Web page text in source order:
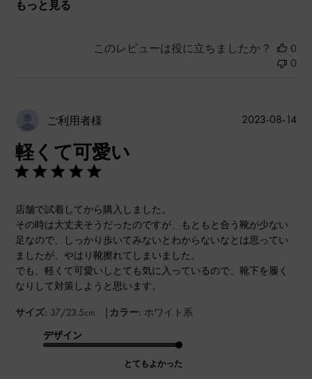
もっと見る
このレビューは役に立ちましたか？
0
0
ご利用者様
軽くて可愛い
店舗で試着してから購入しました。
その時は大丈夫そうだったのですが、もともと合う靴が少ない
足なので、しっかり歩いてみないとわからないなとは思ってい
ましたが、やはり靴擦れてしまいました。
でも、軽くて可愛いしとても気に入っているので、靴下を履く
なりして対策しようと思います。
サイズ: 37/23.5cm | カラー: ホワイト系
デザイン
とてもよかった
公
2023-08-14